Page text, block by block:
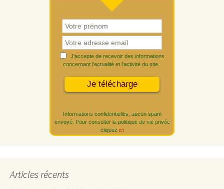
J'accepte de recevoir des informations
concernant l'actualité et l'activité du site.
Informations confidentielles, aucun spam
envoyé. Pour consulter la politique de vie privée
cliquez ici
Articles récents